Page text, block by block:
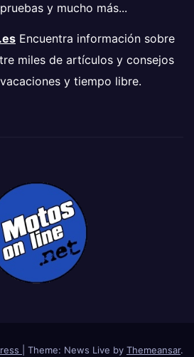
y mucho más...
Encuentra información sobre
miles de artículos y consejos
y tiempo libre.
Theme: News Live by Themeansar.